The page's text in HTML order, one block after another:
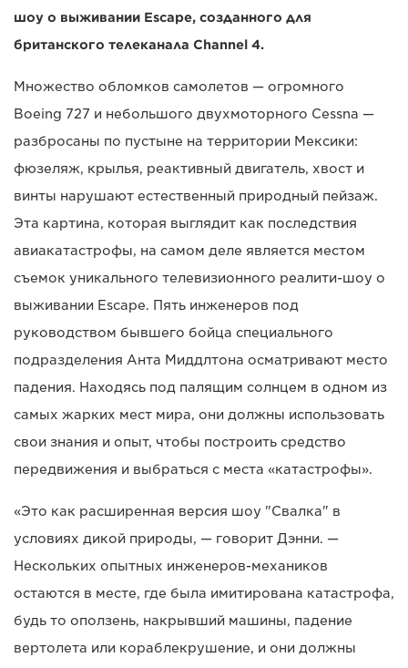
шоу о выживании Escape, созданного для
британского телеканала Channel 4.
Множество обломков самолетов — огромного
Boeing 727 и небольшого двухмоторного Cessna —
разбросаны по пустыне на территории Мексики:
фюзеляж, крылья, реактивный двигатель, хвост и
винты нарушают естественный природный пейзаж.
Эта картина, которая выглядит как последствия
авиакатастрофы, на самом деле является местом
съемок уникального телевизионного реалити-шоу о
выживании Escape. Пять инженеров под
руководством бывшего бойца специального
подразделения Анта Миддлтона осматривают место
падения. Находясь под палящим солнцем в одном из
самых жарких мест мира, они должны использовать
свои знания и опыт, чтобы построить средство
передвижения и выбраться с места «катастрофы».
«Это как расширенная версия шоу "Свалка" в
условиях дикой природы, — говорит Дэнни. —
Нескольких опытных инженеров-механиков
остаются в месте, где была имитирована катастрофа,
будь то оползень, накрывший машины, падение
вертолета или кораблекрушение, и они должны